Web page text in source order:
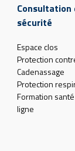
sécurité
Espace clos
Protection
Cadenassage
Protection
Formation
ligne